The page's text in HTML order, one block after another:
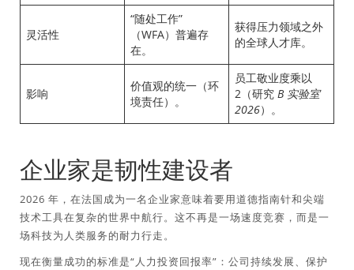
灵活性
“随处工作”
（WFA）普遍存
在。
获得压力领域之外
的全球人才库。
影响
价值观的统一（环
境责任）。
员工敬业度乘以
2（研究 B 实验室
2026）。
企业家是韧性建设者
2026 年，在法国成为一名企业家意味着要用道德指南针和尖端
技术工具在复杂的世界中航行。这不再是一场速度竞赛，而是一
场科技为人类服务的耐力行走。
现在衡量成功的标准是“人力投资回报率”：公司持续发展、保护